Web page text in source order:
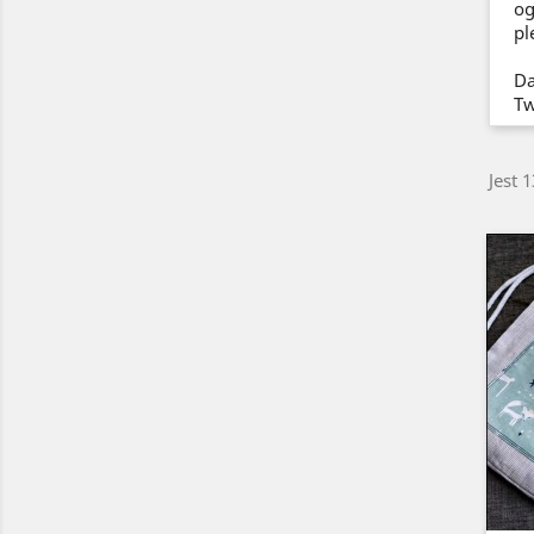
Jest